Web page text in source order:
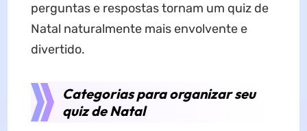
perguntas e respostas tornam um quiz de
Natal naturalmente mais envolvente e
divertido.
Categorias para organizar seu
quiz de Natal